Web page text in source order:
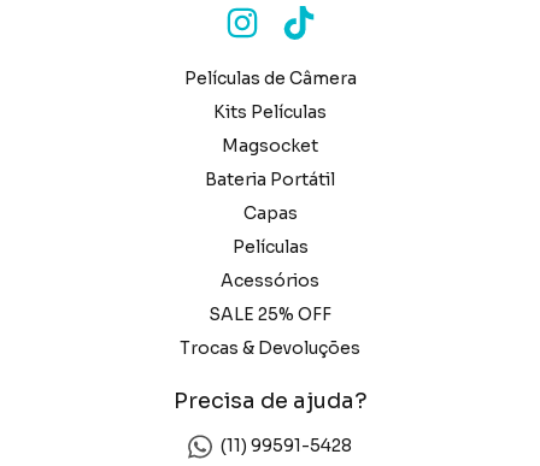
Películas de Câmera
Kits Películas
Magsocket
Bateria Portátil
Capas
Películas
Acessórios
SALE 25% OFF
Trocas & Devoluções
Precisa de ajuda?
(11) 99591-5428